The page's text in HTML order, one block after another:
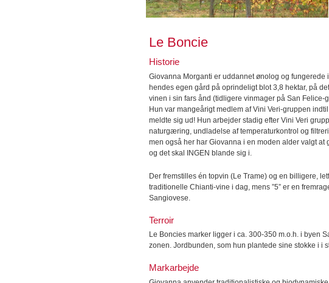
Le Boncie
Historie
Giovanna Morganti er uddannet ønolog og
hendes egen gård på oprindeligt blot 3,8 hektar, på
vinen i sin fars ånd (tidligere vinmager på San Felice-
Hun var mangeårigt medlem af Vini Veri-gruppen
meldte sig ud! Hun arbejder stadig efter Vini Veri
naturgæring, undladelse af temperaturkontrol og
men også her har Giovanna i en moden alder valgt
og det skal INGEN blande sig i.
Der fremstilles én topvin (Le Trame) og en billigere,
traditionelle Chianti-vine i dag, mens ”5” er en
Sangiovese.
Terroir
Le Boncies marker ligger i ca. 300-350 m.o.h. i byen
zonen. Jordbunden, som hun plantede sine stokke i i
Markarbejde